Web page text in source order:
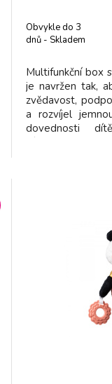
Obvykle do 3
dnů - Skladem
Multifunkční box
je navržen tak,
zvědavost,
a rozvíjel
dovednosti